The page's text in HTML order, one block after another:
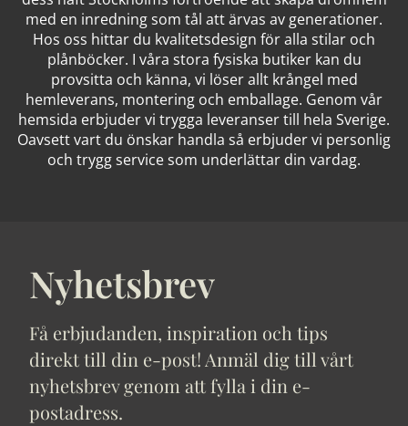
med en inredning som tål att ärvas av generationer.
Hos oss hittar du kvalitetsdesign för alla stilar och
plånböcker. I våra stora fysiska butiker kan du
provsitta och känna, vi löser allt krångel med
hemleverans, montering och emballage. Genom vår
hemsida erbjuder vi trygga leveranser till hela Sverige.
Oavsett vart du önskar handla så erbjuder vi personlig
och trygg service som underlättar din vardag.
Nyhetsbrev
Få erbjudanden, inspiration och tips
direkt till din e-post! Anmäl dig till vårt
nyhetsbrev genom att fylla i din e-
postadress.